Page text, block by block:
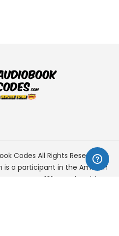
Codes All Rights Reserved.
is a participant in the Amazon
an affiliate advertising